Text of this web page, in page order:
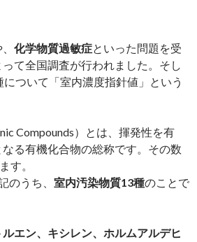
化学物質過敏症といった問題を受
て全国調査が行われました。そし
ついて「室内濃度指針値」という
Compounds）とは、揮発性を有
る有機化合物の総称です。その数
す。
のうち、 室内汚染物質13種のことで
ルエン、キシレン、ホルムアルデヒ